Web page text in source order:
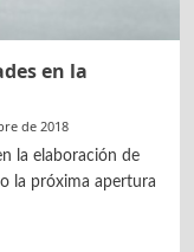
en la
de 2018
la elaboración de
la próxima apertura